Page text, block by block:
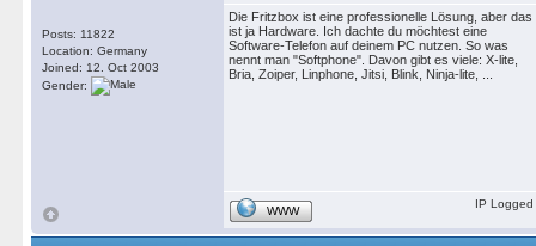
Posts: 11822
Location: Germany
Joined: 12. Oct 2003
Gender:
Die Fritzbox ist eine professionelle Lösung, aber das
ist ja Hardware. Ich dachte du möchtest eine
Software-Telefon auf deinem PC nutzen. So was
nennt man "Softphone". Davon gibt es viele: X-lite,
Bria, Zoiper, Linphone, Jitsi, Blink, Ninja-lite, ...
WWW
IP Logged